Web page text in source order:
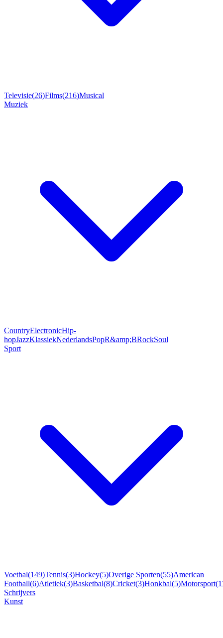
Televisie(26)Films(216)Musical
Muziek
CountryElectronicHip-
hopJazzKlassiekNederlandsPopR&amp;BRockSoul
Sport
Voetbal(149)Tennis(3)Hockey(5)Overige Sporten(55)American
Football(6)Atletiek(3)Basketbal(8)Cricket(3)Honkbal(5)Motorsport(
Schrijvers
Kunst